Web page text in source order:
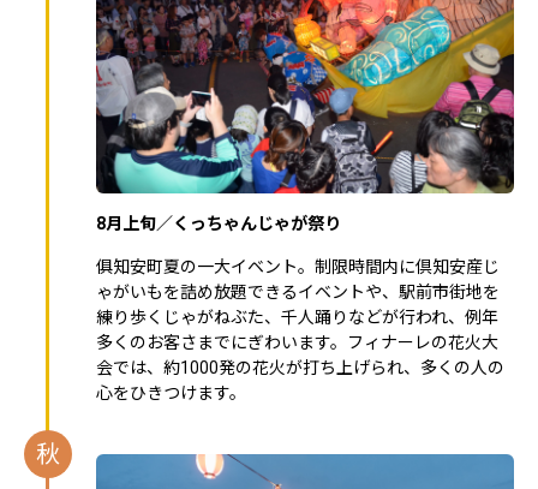
8月上旬／くっちゃんじゃが祭り
俱知安町夏の一大イベント。制限時間内に倶知安産じ
ゃがいもを詰め放題できるイベントや、駅前市街地を
練り歩くじゃがねぶた、千人踊りなどが行われ、例年
多くのお客さまでにぎわいます。フィナーレの花火大
会では、約1000発の花火が打ち上げられ、多くの人の
心をひきつけます。
秋